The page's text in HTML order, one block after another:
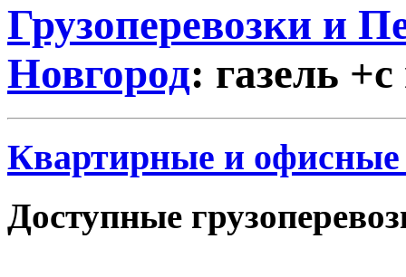
Грузоперевозки и
Новгород: газель
Квартирные и офисные
Доступные